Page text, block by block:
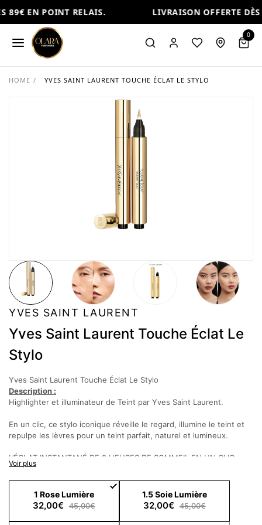
89€ EN POINT RELAIS. LIVRAISON OFFERTE
0
HOME / YVES SAINT LAURENT TOUCHE ÉCLAT LE STYLO
YVES SAINT LAURENT
Yves Saint Laurent Touche Éclat Le
Stylo
Yves Saint Laurent Touche Éclat Le Stylo
Description :
Highlighter et illuminateur de Teint par Yves Saint Laurent.
En un clic, ce stylo iconique réveille le regard, illumine le teint et
repulpe les lèvres pour un teint parfait, naturel et lumineux.
L’ÉCLAT INSTANTANÉ DE 8 HEURES DE SOMMEIL EN UN CLIC.
Souvent copié mais jamais égalé, Touche Éclat est le produit
maquillage iconique signé Yves Saint Laurent. L’astuce beauté des
make-up artists du monde entier. Le must-have pour apporter
fraicheur et lumière à votre teint instantanément.
Voir plus
1 Rose Lumière
32,00€ 45,00€
1.5 Soie Lumière
32,00€ 45,00€